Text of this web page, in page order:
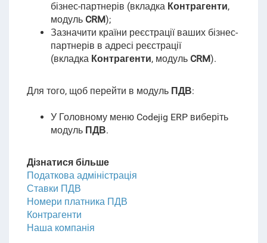
бізнес-партнерів (вкладкаКонтрагенти,
модуль CRM);
Зазначити країни реєстрації ваших бізнес-
партнерів в адресі реєстрації
(вкладкаКонтрагенти, модуль CRM).
Для того, щоб перейти в модуль ПДВ:
У Головному меню Codejig ERP виберіть
модуль ПДВ.
Дізнатися більше
Податкова адміністрація
Ставки ПДВ
Номери платника ПДВ
Контрагенти
Наша компанія